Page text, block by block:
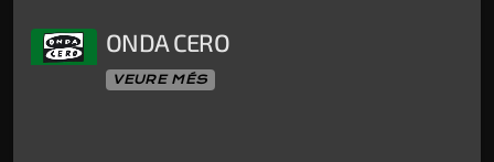
ONDA CERO
VEURE MÉS